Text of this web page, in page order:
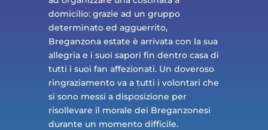
domicilio: grazie ad un gruppo
determinato ed agguerrito,
Breganzona estate è arrivata con la sua
allegria e i suoi sapori fin dentro casa di
tutti i suoi fan affezionati. Un doveroso
ringraziamento va a tutti i volontari che
si sono messi a disposizione per
risollevare il morale dei Breganzonesi
durante un momento difficile.